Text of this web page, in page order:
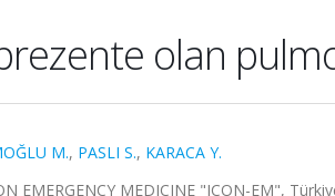
prezente olan
M., PASLI S., KARACA Y.
EMERGENCY MEDICINE "ICON-EM",